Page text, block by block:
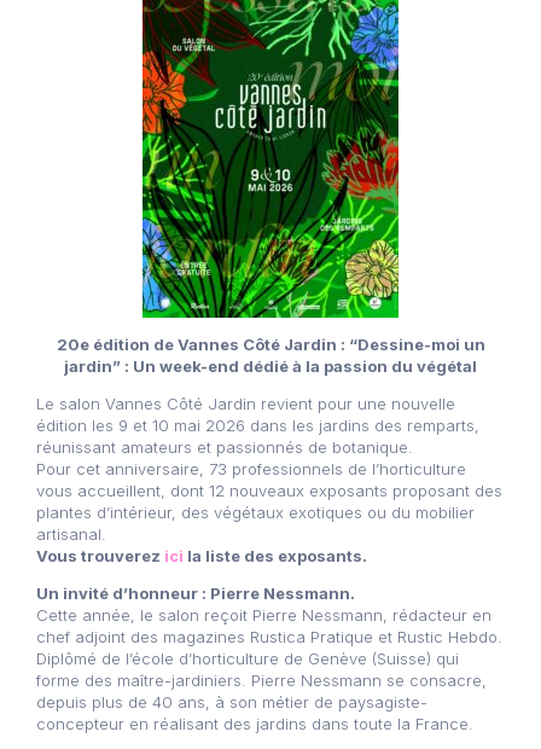
20e édition de Vannes Côté Jardin : “Dessine-moi un
jardin” : Un week-end dédié à la passion du végétal
Le salon Vannes Côté Jardin revient pour une nouvelle
édition les 9 et 10 mai 2026 dans les jardins des remparts,
réunissant amateurs et passionnés de botanique.
Pour cet anniversaire, 73 professionnels de l’horticulture
vous accueillent, dont 12 nouveaux exposants proposant des
plantes d’intérieur, des végétaux exotiques ou du mobilier
artisanal.
Vous trouverez ici la liste des exposants.
Un invité d’honneur : Pierre Nessmann.
Cette année, le salon reçoit Pierre Nessmann, rédacteur en
chef adjoint des magazines Rustica Pratique et Rustic Hebdo.
Diplômé de l’école d’horticulture de Genève (Suisse) qui
forme des maître-jardiniers. Pierre Nessmann se consacre,
depuis plus de 40 ans, à son métier de paysagiste-
concepteur en réalisant des jardins dans toute la France.